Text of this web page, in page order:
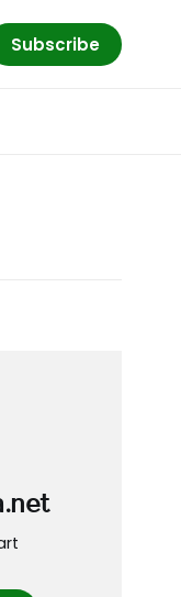
Subscribe